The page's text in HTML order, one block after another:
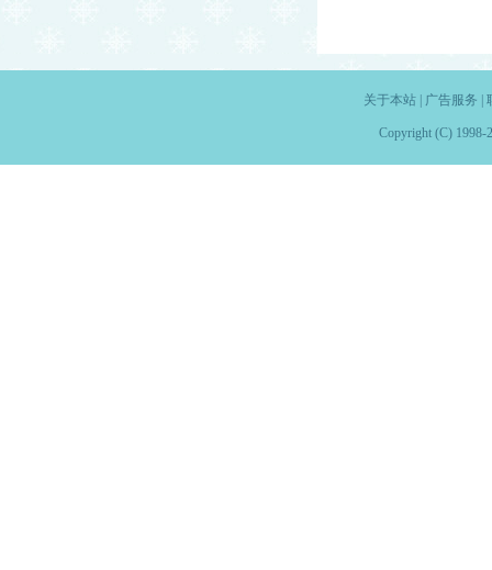
关于本站| 广告服务
Copyright (C) 1998-